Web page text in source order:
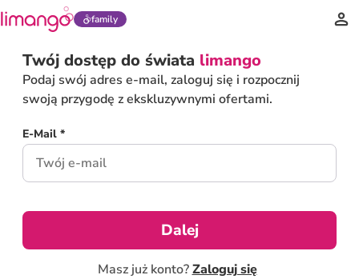
family
Twój dostęp do świata limango
Podaj swój adres e-mail, zaloguj się i rozpocznij
swoją przygodę z ekskluzywnymi ofertami.
E-Mail *
Dalej
Masz już konto?Zaloguj się